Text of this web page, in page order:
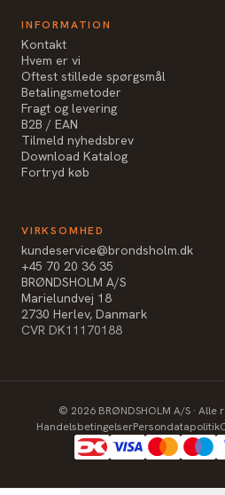
INFORMATION
Kontakt
Hvem er vi
Oftest stillede spørgsmål
Betalingsmetoder
Fragt og levering
B2B / EAN
Tilmeld nyhedsbrev
Download Katalog
Fortryd køb
VIRKSOMHED
kundeservice@brondsholm.dk
+45 70 20 36 35
BRØNDSHOLM A/S
Marielundvej 18
2730 Herlev, Danmark
CVR DK11170188
© 2026BRØNDSHOLM A/S ·
HandelsbetingelserPersondatapolitik